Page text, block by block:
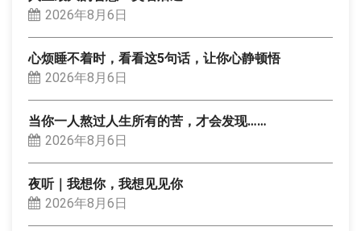
2026年8月6日
心烦睡不着时，看看这5句话，让你心静顿悟
2026年8月6日
当你一人熬过人生所有的苦，才会发现……
2026年8月6日
夜听｜我想你，我想见见你
2026年8月6日